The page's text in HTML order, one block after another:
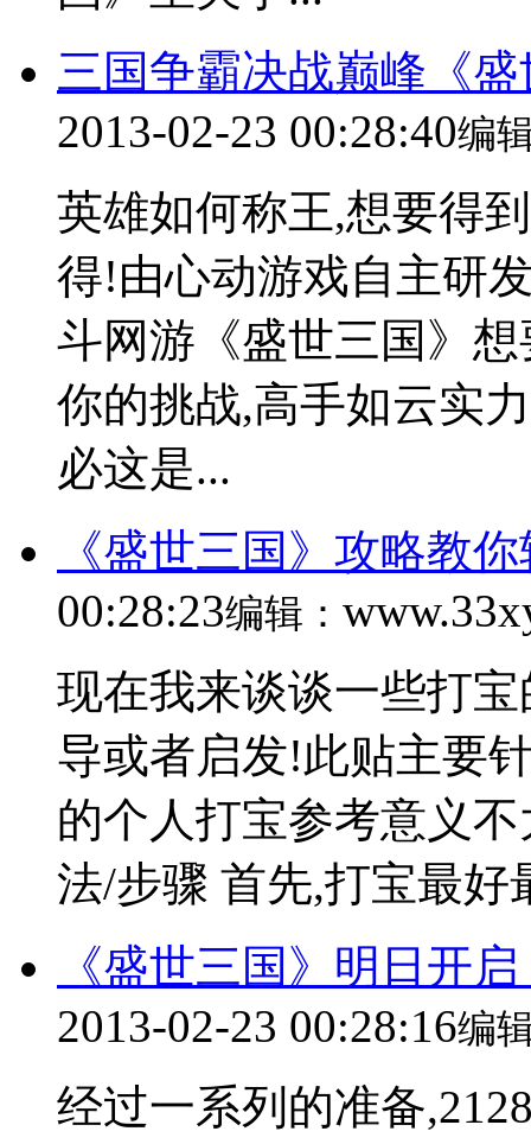
三国争霸决战巅峰《
2013-02-23 00:28:40编
英雄如何称王,想要得
得!由心动游戏自主研
斗网游《盛世三国》
你的挑战,高手如云实
必这是...
《盛世三国》攻略教
00:28:23编辑：
现在我来谈谈一些打
导或者启发!此贴主要
的个人打宝参考意义
法/步骤 首先,打宝最好
《盛世三国》明日开
2013-02-23 00:28:16编
经过一系列的准备